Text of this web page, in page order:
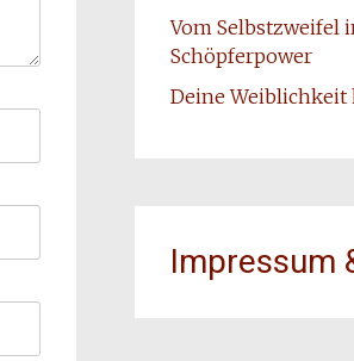
Vom Selbstzweifel
Schöpferpower
Deine Weiblichkeit
Impressum